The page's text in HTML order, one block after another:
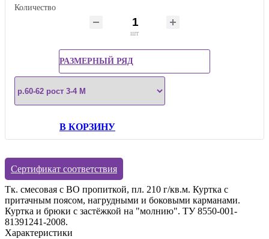
Количество
шт
РАЗМЕРНЫЙ РЯД
В КОРЗИНУ
Сертификат соответствия
Тк. смесовая с ВО пропиткой, пл. 210 г/кв.м. Куртка с
притачным поясом, нагрудными и боковыми карманами.
Куртка и брюки с застёжкой на "молнию". ТУ 8550-001-
81391241-2008.
Характеристики